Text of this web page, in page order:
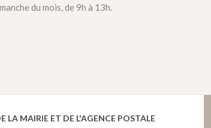
du mois, de 9h à 13h.
LA MAIRIE ET DE L'AGENCE POSTALE